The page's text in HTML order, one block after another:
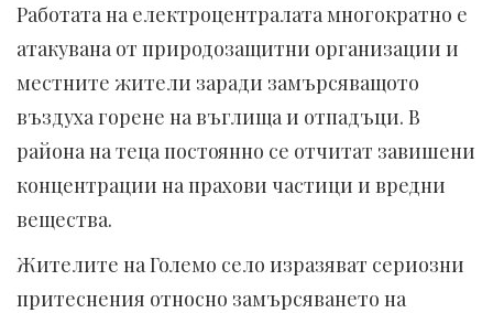
Работата на електроцентралата многократно е
атакувана от природозащитни организации и
местните жители заради замърсяващото
въздуха горене на въглища и отпадъци. В
района на теца постоянно се отчитат завишени
концентрации на прахови частици и вредни
вещества.
Жителите на Големо село изразяват сериозни
притеснения относно замърсяването на